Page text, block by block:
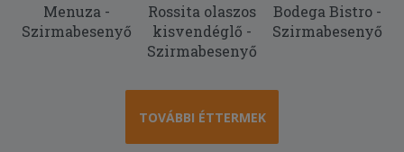
Menuza -
Szirmabesenyő
Rossita olaszos
kisvendéglő -
Szirmabesenyő
Bodega Bistro -
Szirmabesenyő
TOVÁBBI ÉTTERMEK